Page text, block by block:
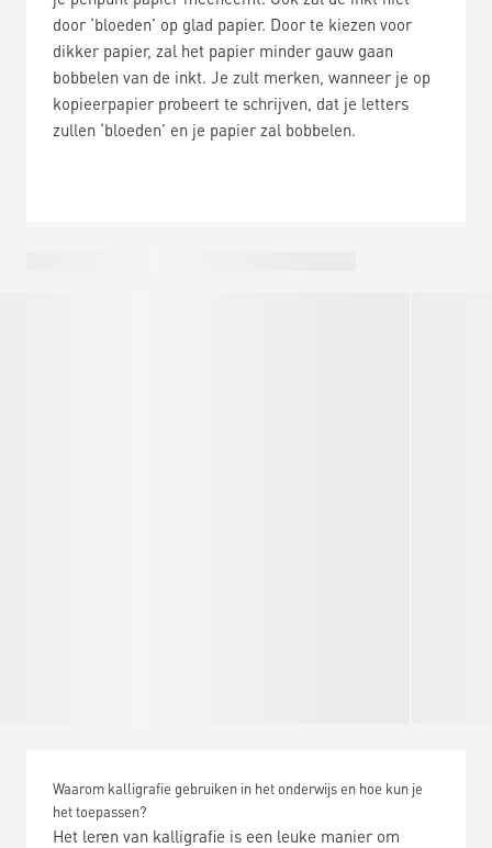
door ‘bloeden’ op glad papier. Door te kiezen voor
dikker papier, zal het papier minder gauw gaan
bobbelen van de inkt. Je zult merken, wanneer je op
kopieerpapier probeert te schrijven, dat je letters
zullen ‘bloeden’ en je papier zal bobbelen.
Waarom kalligrafie gebruiken in het onderwijs en hoe kun je
het toepassen?
Het leren van kalligrafie is een leuke manier om